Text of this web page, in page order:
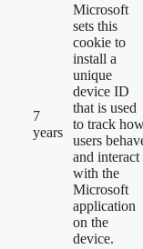
7
years
Microsoft
sets this
cookie to
install a
unique
device ID
that is used
to track
users
and interact
with the
Microsoft
application
on the
device.